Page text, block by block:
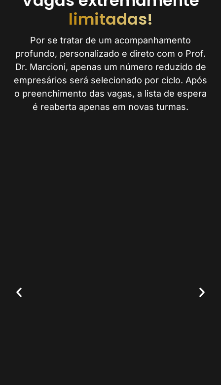
limitadas!
Por se tratar de um acompanhamento
profundo, personalizado e direto com o Prof.
Dr. Marcioni, apenas um número reduzido de
empresários será selecionado por ciclo. Após
o preenchimento das vagas, a lista de espera
é reaberta apenas em novas turmas.